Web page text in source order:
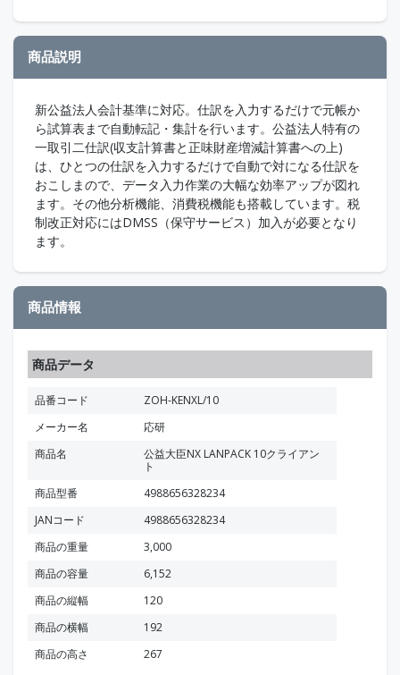
商品説明
新公益法人会計基準に対応。仕訳を入力するだけで元帳か
ら試算表まで自動転記・集計を行います。公益法人特有の
一取引二仕訳(収支計算書と正味財産増減計算書への上)
は、ひとつの仕訳を入力するだけで自動で対になる仕訳を
おこしまので、データ入力作業の大幅な効率アップが図れ
ます。その他分析機能、消費税機能も搭載しています。税
制改正対応にはDMSS（保守サービス）加入が必要となり
ます。
商品情報
商品データ
品番コード
ZOH-KENXL/10
メーカー名
応研
商品名
公益大臣NX LANPACK 10クライアン
ト
商品型番
4988656328234
JANコード
4988656328234
商品の重量
3,000
商品の容量
6,152
商品の縦幅
120
商品の横幅
192
商品の高さ
267